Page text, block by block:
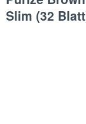
Slim (32